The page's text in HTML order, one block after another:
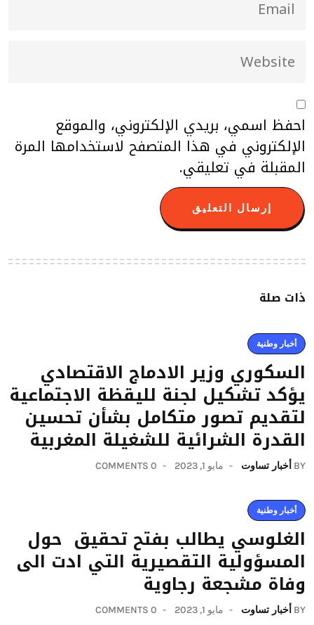
احفظ اسمي، بريدي الإلكتروني، والموقع
الإلكتروني في هذا المتصفح لاستخدامها المرة
المقبلة في تعليقي.
ذات صلة
أخبار وطنية
السكوري وزير الادماج الاقتصادي
يؤكد تشكيل لجنة لليقظة الاجتماعية
لتقديم تصور متكامل بشأن تحسين
القدرة الشرائية للشغيلة المغربية
BY أخبار تساوت مايو 1, 2023 0 COMMENTS
أخبار وطنية
الغلوسي يطالب بفتح تحقيق حول
المسؤولية التقصيرية التي ادت الى
وفاة مشجعة رجاوية
BY أخبار تساوت مايو 1, 2023 0 COMMENTS